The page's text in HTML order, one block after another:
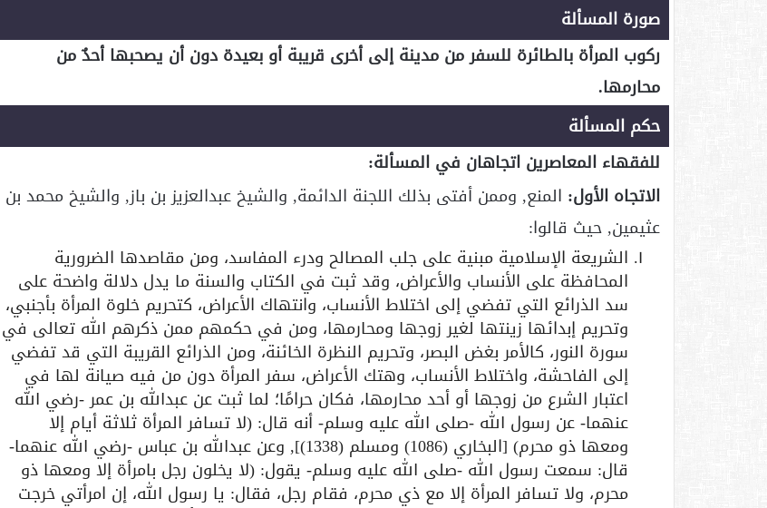
صورة المسألة
ركوب المرأة بالطائرة للسفر من مدينة إلى أخرى قريبة أو بعيدة دون أن يصحبها أحدٌ من
محارمها.
حكم المسألة
للفقهاء المعاصرين اتجاهان في المسألة:
الاتجاه الأول: المنع, وممن أفتى بذلك اللجنة الدائمة, والشيخ عبدالعزيز بن باز, والشيخ محمد بن
عثيمين, حيث قالوا:
الشريعة الإسلامية مبنية على جلب المصالح ودرء المفاسد، ومن مقاصدها الضرورية
المحافظة على الأنساب والأعراض، وقد ثبت في الكتاب والسنة ما يدل دلالة واضحة على
سد الذرائع التي تفضي إلى اختلاط الأنساب، وانتهاك الأعراض، كتحريم خلوة المرأة بأجنبي،
وتحريم إبدائها زينتها لغير زوجها ومحارمها، ومن في حكمهم ممن ذكرهم الله تعالى في
سورة النور، كالأمر بغض البصر، وتحريم النظرة الخائنة، ومن الذرائع القريبة التي قد تفضي
إلى الفاحشة، واختلاط الأنساب، وهتك الأعراض، سفر المرأة دون من فيه صيانة لها في
اعتبار الشرع من زوجها أو أحد محارمها، فكان حرامًا؛ لما ثبت عن عبدالله بن عمر -رضي الله
عنهما- عن رسول الله -صلى الله عليه وسلم- أنه قال: (لا تسافر المرأة ثلاثة أيام إلا
ومعها ذو محرم) [البخاري (1086) ومسلم (1338)], وعن عبدالله بن عباس -رضي الله عنهما-
قال: سمعت رسول الله -صلى الله عليه وسلم- يقول: (لا يخلون رجل بامرأة إلا ومعها ذو
محرم، ولا تسافر المرأة إلا مع ذي محرم، فقام رجل، فقال: يا رسول الله، إن امرأتي خرجت